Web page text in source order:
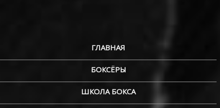
ГЛАВНАЯ
БОКСЁРЫ
ШКОЛА БОКСА